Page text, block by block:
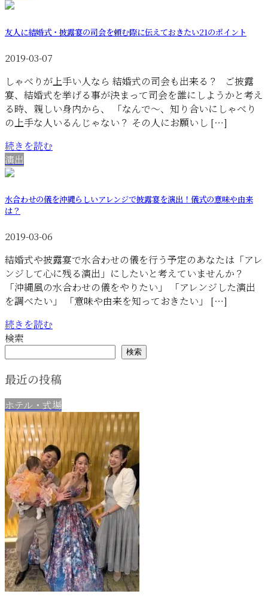
友人に結婚式・披露宴の司会を頼む際に伝えておきたい21のポイント
2019-03-07
しゃべりが上手い人なら 結婚式の司会も出来る？ ご披露
宴、結婚式を挙げる事が決まって司会を誰にしようかと考え
る時、親しい身内から、 「なんで〜、知り合いにしゃべり
の上手な人いるんじゃない？ その人にお願いし […]
続きを読む
演出
水合わせの儀を沖縄らしいアレンジで披露宴を演出！儀式の意味や由来
は？
2019-03-06
結婚式や披露宴で水合わせの儀を行う予定のあなたは「アレ
ンジして心に残る演出」にしたいと考えていませんか？
「沖縄風の水合わせの儀をやりたい」 「アレンジした演出
を調べたい」 「意味や由来を知っておきたい」 […]
続きを読む
検索
検索
最近の投稿
ホテル・式場